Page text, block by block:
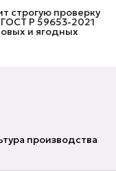
строгую проверку
Р 59653-2021
и ягодных
производства